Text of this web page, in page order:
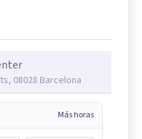
08028 Barcelona
Más horas